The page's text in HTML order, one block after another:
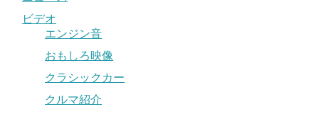
ビデオ
エンジン音
おもしろ映像
クラシックカー
クルマ紹介